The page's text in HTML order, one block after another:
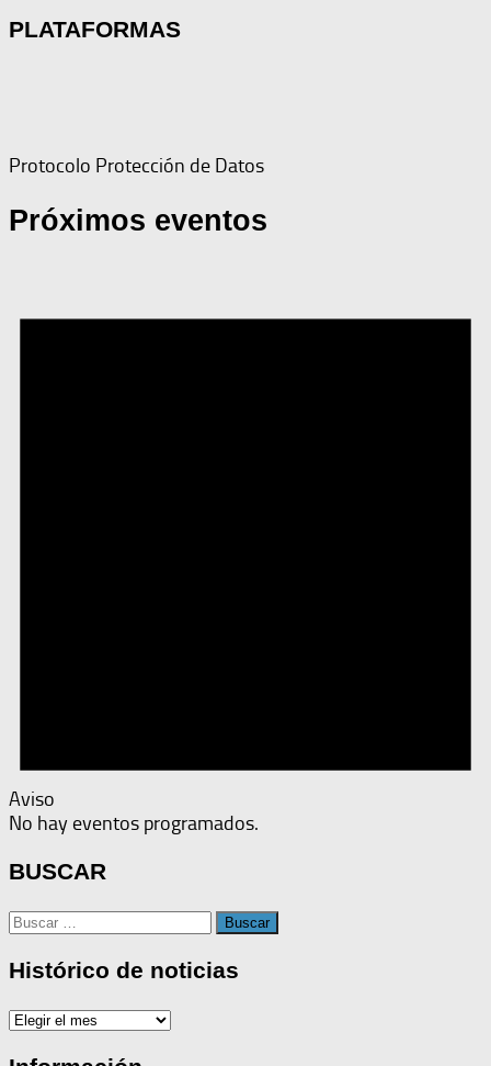
PLATAFORMAS
Protocolo Protección de Datos
Próximos eventos
Aviso
No hay eventos programados.
BUSCAR
Buscar:
Histórico de noticias
Histórico